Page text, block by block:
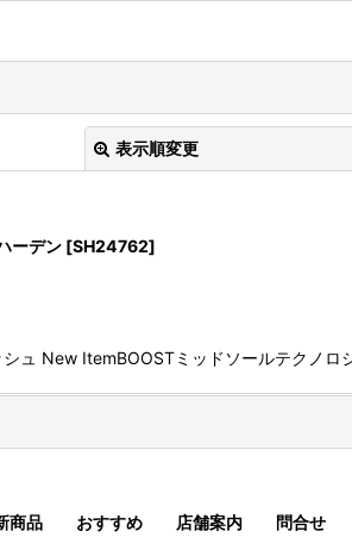
表示順変更
ーデン [SH24762]
ュ New ItemBOOSTミッドソールテクノ
商品 おすすめ 店舗案内 問合せ